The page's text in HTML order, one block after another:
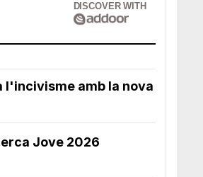
DISCOVER WITH
l'incivisme amb la nova
Jove 2026